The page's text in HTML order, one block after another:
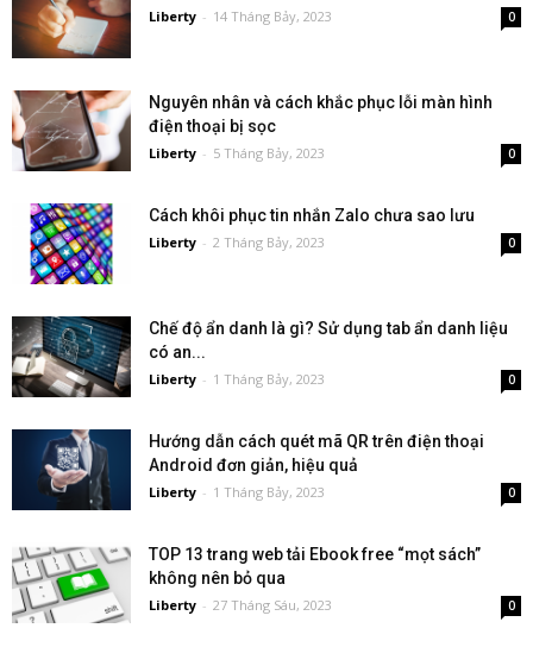
Liberty - 14 Tháng Bảy, 2023 0
Nguyên nhân và cách khắc phục lỗi màn hình
điện thoại bị sọc
Liberty - 5 Tháng Bảy, 2023 0
Cách khôi phục tin nhắn Zalo chưa sao lưu
Liberty - 2 Tháng Bảy, 2023 0
Chế độ ẩn danh là gì? Sử dụng tab ẩn danh liệu
có an...
Liberty - 1 Tháng Bảy, 2023 0
Hướng dẫn cách quét mã QR trên điện thoại
Android đơn giản, hiệu quả
Liberty - 1 Tháng Bảy, 2023 0
TOP 13 trang web tải Ebook free “mọt sách”
không nên bỏ qua
Liberty - 27 Tháng Sáu, 2023 0